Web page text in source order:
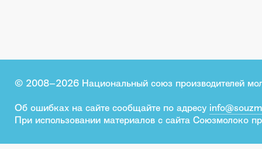
© 2008–2026 Национальный союз производителей
Об ошибках на сайте сообщайте по адресу
При использовании материалов с сайта Союзмолоко